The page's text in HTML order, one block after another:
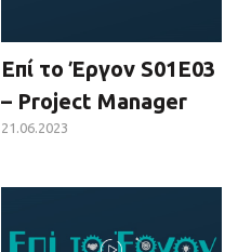
Επί το Έργον S01E03
– Project Manager
21.06.2023